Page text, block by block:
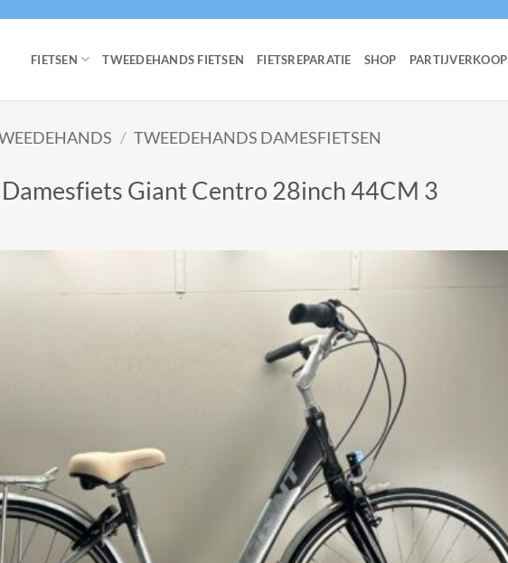
FIETSEN TWEEDEHANDS FIETSEN FIETSREPARATIE SHOP PARTIJVERKOOP
/ TWEEDEHANDS DAMESFIETSEN
Giant Centro 28inch 44CM 3